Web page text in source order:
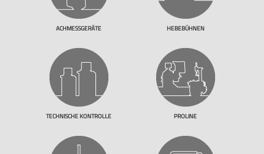
ACHMESSGERÄTE HEBEBÜHNEN
TECHNISCHE KONTROLLE PROLINE